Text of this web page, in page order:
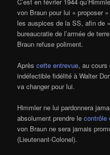
von Braun pour lui « proposer
les auspices de la SS, afin de
bureaucratie de l’armée de
Braun refuse poliment.
Aprèscette entrevue, au cours
indéfectible fidélité à Walter
va changer pour lui.
Himmler ne lui pardonnera
absolument prendre lecontrôle
von Braun ne sera jamais
(Lieutenant-Colonel).